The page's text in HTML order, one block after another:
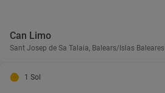
Can Limo
Sant Josep de Sa Talaia, Balears/Islas Baleares
1 Sol